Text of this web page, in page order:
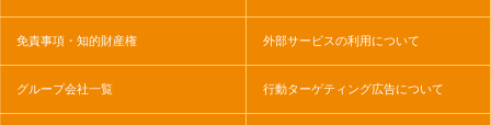
免責事項・知的財産権 外部サービスの利用について
グループ会社一覧 行動ターゲティング広告について